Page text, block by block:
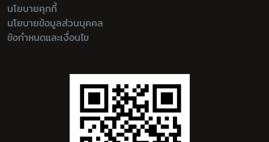
นโยบายคุกกี้
นโยบายข้อมูลส่วนบุคคล
ข้อกำหนดและเงื่อนไข